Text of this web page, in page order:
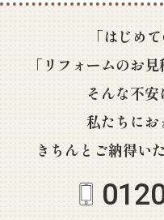
「はじめ
「リフォームのお
そんな不
私たちにお
きちんとご納得い